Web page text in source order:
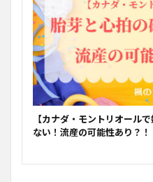
【カナダ・モントリオール
ない！流産の可能性あり？！